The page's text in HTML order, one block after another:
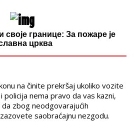
границе: За пожаре је
црква
na činite prekršaj ukoliko vozite
policija nema pravo da vas kazni,
zbog neodgovarajućih
saobraćajnu nezgodu.